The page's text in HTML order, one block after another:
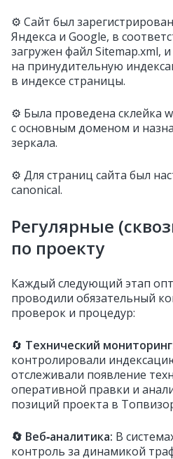
⚙️ Сайт был
Яндекса и Google, в
загружен файл Sitemap.xml,
на принудительную
в индексе страницы.
⚙️ Была проведена склейка
с основным доменом и
зеркала.
⚙️ Для страниц сайта был
canonical.
Регулярные
по проекту
Каждый следующий этап
проводили обязательный
проверок и процедур:
🔄 Технический
контролировали
отслеживали появление
оперативной правки и
позиций проекта в
🔄 Веб‑аналитика: В
контроль за динамикой